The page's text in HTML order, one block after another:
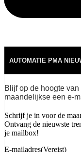
AUTOMATIE PMA
Blijf op de hoogte
maandelijkse een e-
Schrijf je in voor de
Ontvang de nieuwste
je mailbox!
E-mailadres(Vereist)